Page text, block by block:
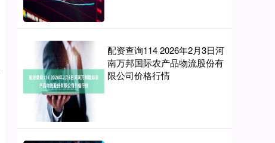
配资查询114 2026年2月3日河
南万邦国际农产品物流股份有
限公司价格行情